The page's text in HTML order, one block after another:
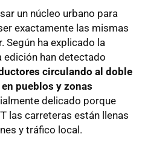
un núcleo urbano para
exactamente las mismas
Según ha explicado la
edición han detectado
circulando al doble
pueblos y zonas
delicado porque
las carreteras están llenas
y tráfico local.